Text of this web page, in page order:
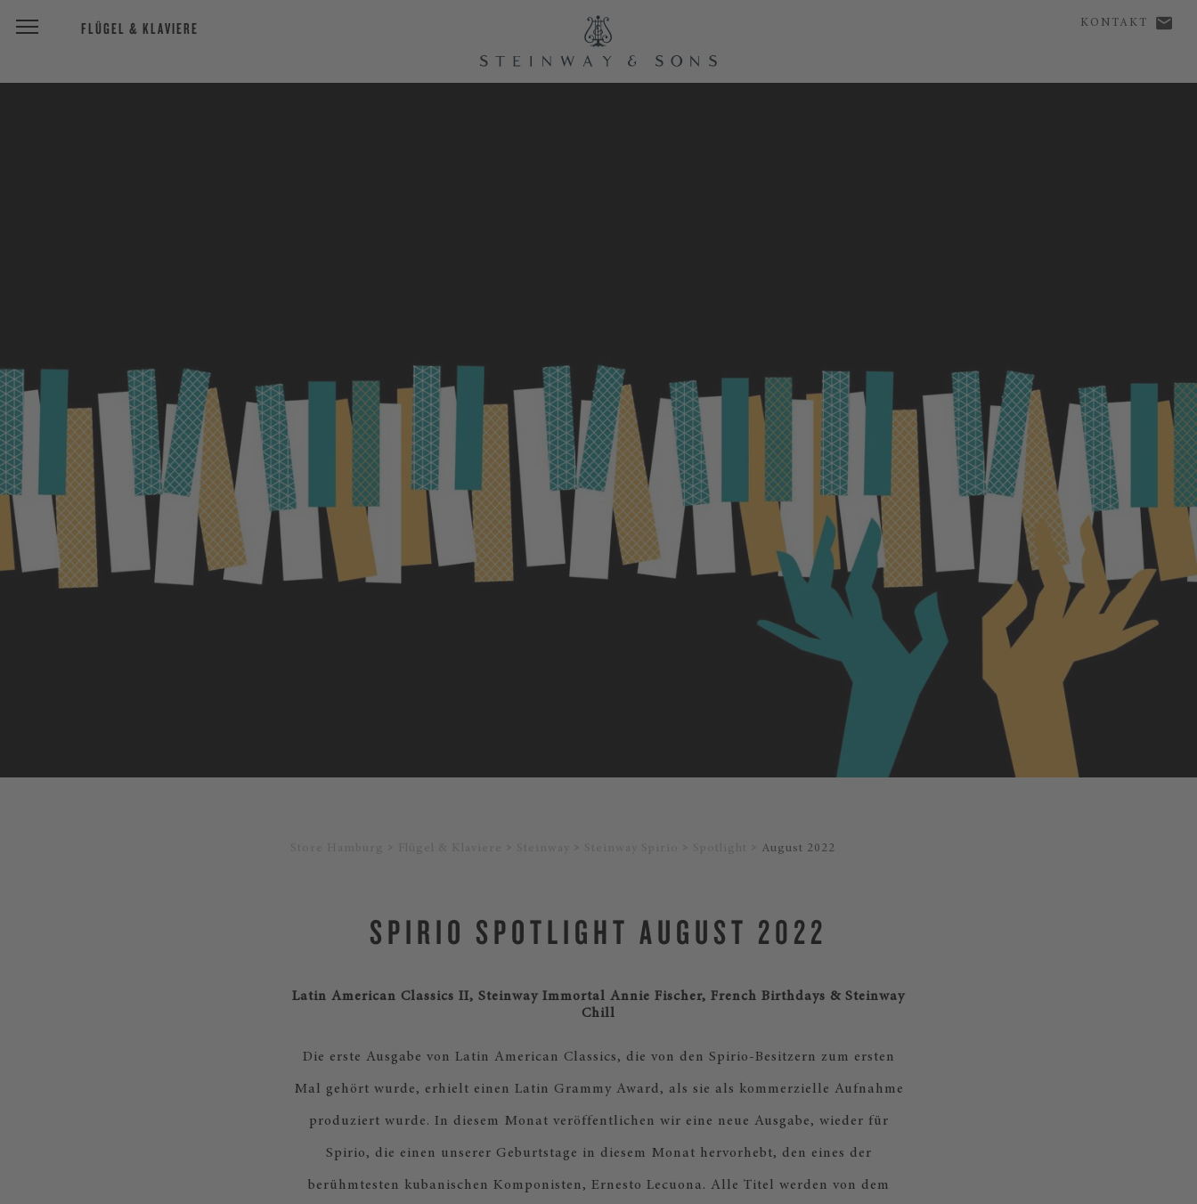
FLÜGEL & KLAVIERE KONTAKT
August 2022
SPIRIO SPOTLIGHT AUGUST 2022
Latin American Classics II, Steinway Immortal Annie Fischer, French Birthdays & Steinway
Chill
Die erste Ausgabe von Latin American Classics, die von den Spirio-Besitzern zum ersten
Mal gehört wurde, erhielt einen Latin Grammy Award, als sie als kommerzielle Aufnahme
produziert wurde. In diesem Monat veröffentlichen wir eine neue Ausgabe, wieder für
Spirio, die einen unserer Geburtstage in diesem Monat hervorhebt, den eines der
berühmtesten kubanischen Komponisten, Ernesto Lecuona. Alle Titel werden von dem